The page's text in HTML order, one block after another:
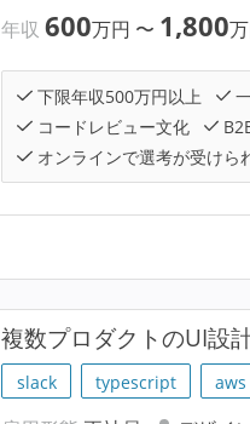
年収600万円 〜 1,800
下限年収500万円以上
コードレビュー文化
オンラインで選考が受けら
複数プロダクトのUI設
slack typescript aws